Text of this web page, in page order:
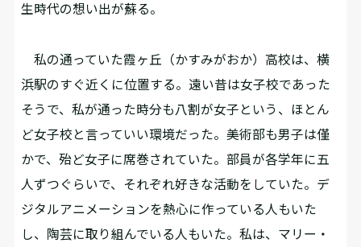
生時代の想い出が蘇る。
私の通っていた霞ヶ丘（かすみがおか）高校は、横
浜駅のすぐ近くに位置する。遠い昔は女子校であった
そうで、私が通った時分も八割が女子という、ほとん
ど女子校と言っていい環境だった。美術部も男子は僅
かで、殆ど女子に席巻されていた。部員が各学年に五
人ずつぐらいで、それぞれ好きな活動をしていた。デ
ジタルアニメーションを熱心に作っている人もいた
し、陶芸に取り組んでいる人もいた。私は、マリー・